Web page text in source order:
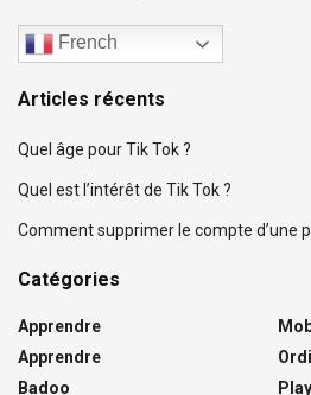
French
Articles récents
Quel âge pour Tik Tok ?
Quel est l’intérêt de Tik Tok ?
Comment supprimer le compte d’une
Catégories
Apprendre
Apprendre
Badoo